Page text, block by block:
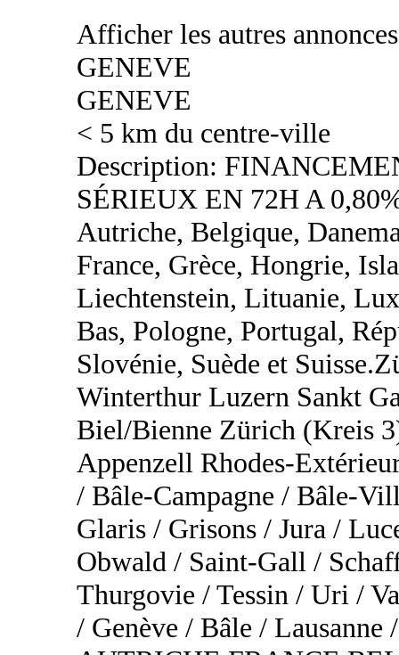
Afficher les autres
GENEVE
GENEVE
< 5 km du centre-ville
Description:
SÉRIEUX EN 72H A
Autriche, Belgique,
France, Grèce, Hongrie,
Liechtenstein, Lituanie,
Bas, Pologne, Portugal,
Slovénie, Suède et
Winterthur Luzern Sankt
Biel/Bienne Zürich (Kreis
Appenzell Rhodes-
/ Bâle-Campagne / Bâle-
Glaris / Grisons / Jura /
Obwald / Saint-Gall /
Thurgovie / Tessin / Uri /
/ Genève / Bâle /